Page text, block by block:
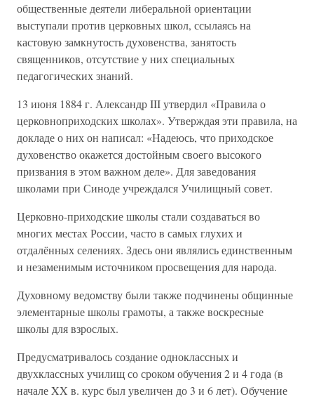
общественные деятели либеральной ориентации
выступали против церковных школ, ссылаясь на
кастовую замкнутость духовенства, занятость
священников, отсутствие у них специальных
педагогических знаний.
13 июня 1884 г. Александр III утвердил «Правила о
церковноприходских школах». Утверждая эти правила, на
докладе о них он написал: «Надеюсь, что приходское
духовенство окажется достойным своего высокого
призвания в этом важном деле». Для заведования
школами при Синоде учреждался Училищный совет.
Церковно-приходские школы стали создаваться во
многих местах России, часто в самых глухих и
отдалённых селениях. Здесь они являлись единственным
и незаменимым источником просвещения для народа.
Духовному ведомству были также подчинены общинные
элементарные школы грамоты, а также воскресные
школы для взрослых.
Предусматривалось создание одноклассных и
двухклассных училищ со сроком обучения 2 и 4 года (в
начале XX в. курс был увеличен до 3 и 6 лет). Обучение